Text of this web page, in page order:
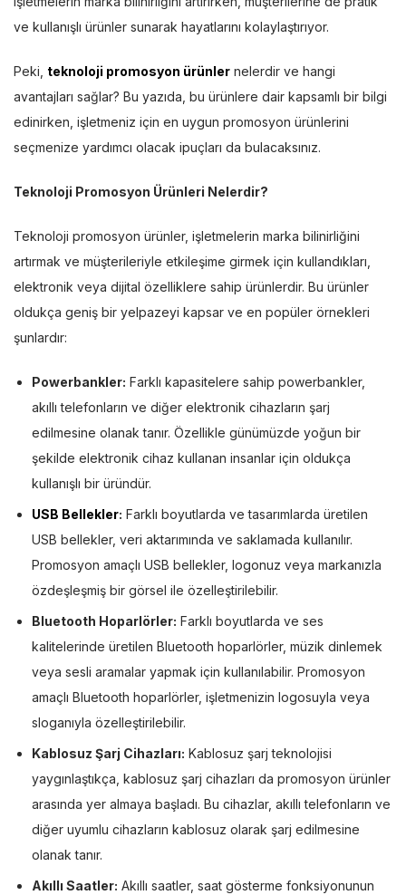
ve kullanışlı ürünler sunarak hayatlarını kolaylaştırıyor.
Peki, teknoloji promosyon ürünler nelerdir ve hangi
avantajları sağlar? Bu yazıda, bu ürünlere dair kapsamlı bir bilgi
edinirken, işletmeniz için en uygun promosyon ürünlerini
seçmenize yardımcı olacak ipuçları da bulacaksınız.
Teknoloji Promosyon Ürünleri Nelerdir?
Teknoloji promosyon ürünler, işletmelerin marka bilinirliğini
artırmak ve müşterileriyle etkileşime girmek için kullandıkları,
elektronik veya dijital özelliklere sahip ürünlerdir. Bu ürünler
oldukça geniş bir yelpazeyi kapsar ve en popüler örnekleri
şunlardır:
Powerbankler: Farklı kapasitelere sahip powerbankler,
akıllı telefonların ve diğer elektronik cihazların şarj
edilmesine olanak tanır. Özellikle günümüzde yoğun bir
şekilde elektronik cihaz kullanan insanlar için oldukça
kullanışlı bir üründür.
USB Bellekler: Farklı boyutlarda ve tasarımlarda üretilen
USB bellekler, veri aktarımında ve saklamada kullanılır.
Promosyon amaçlı USB bellekler, logonuz veya markanızla
özdeşleşmiş bir görsel ile özelleştirilebilir.
Bluetooth Hoparlörler: Farklı boyutlarda ve ses
kalitelerinde üretilen Bluetooth hoparlörler, müzik dinlemek
veya sesli aramalar yapmak için kullanılabilir. Promosyon
amaçlı Bluetooth hoparlörler, işletmenizin logosuyla veya
sloganıyla özelleştirilebilir.
Kablosuz Şarj Cihazları: Kablosuz şarj teknolojisi
yaygınlaştıkça, kablosuz şarj cihazları da promosyon ürünler
arasında yer almaya başladı. Bu cihazlar, akıllı telefonların ve
diğer uyumlu cihazların kablosuz olarak şarj edilmesine
olanak tanır.
Akıllı Saatler: Akıllı saatler, saat gösterme fonksiyonunun